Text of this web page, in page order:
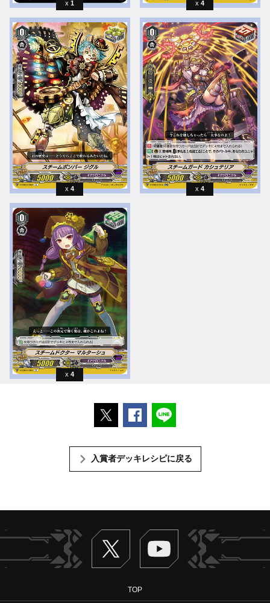
1 4
4 4
4
ポストするFacebookでシェアする
入賞者デッキレシピに戻る
Twitter ヴァンガードch
TOP